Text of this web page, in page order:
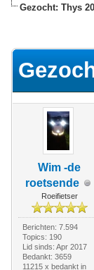
Gezocht: Thys
Wim -de
roetsende
Roeifietser
Berichten: 7.594
Topics: 190
Lid sinds: Apr 2017
Bedankt: 3659
11215 x bedankt in